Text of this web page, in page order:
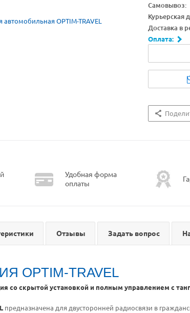
Самовывоз:
Курьерская
Доставка в
Оплата:
Удобная форма
оплаты
Отзывы Задать вопрос
OPTIM-TRAVEL
со скрытой установкой и полным управлением с
предназначена для двусторонней радиосвязи в